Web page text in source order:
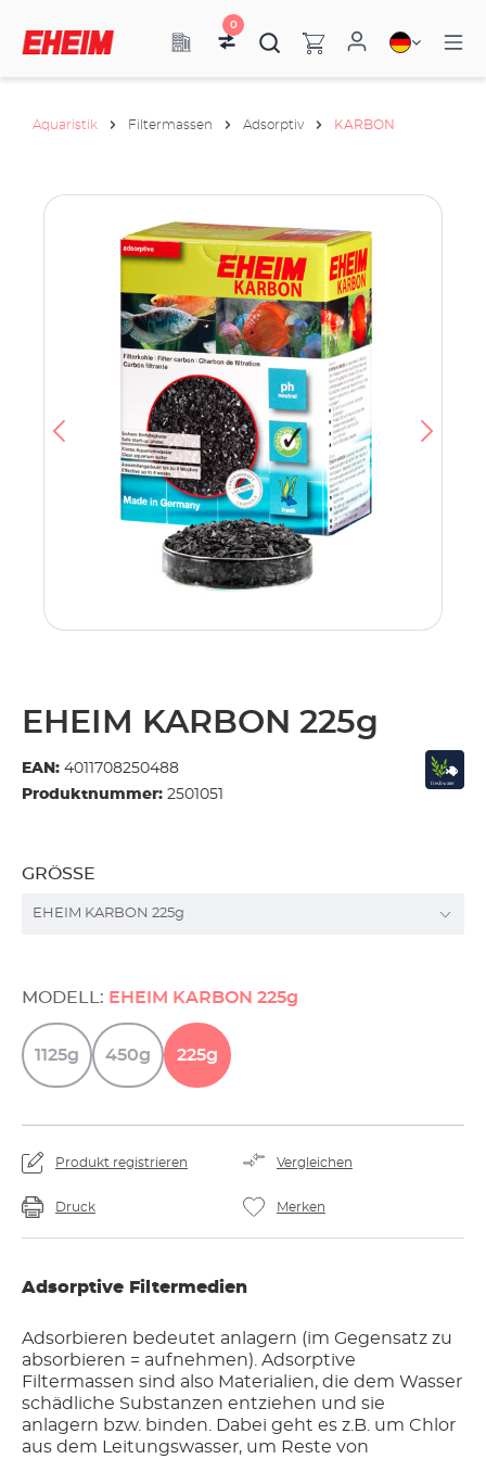
0
Aquaristik Filtermassen Adsorptiv KARBON
EHEIM KARBON 225g
EAN: 4011708250488
Produktnummer: 2501051
GRÖSSE
MODELL: EHEIM KARBON 225g
1125g 450g 225g
Produkt registrieren Vergleichen
Druck Merken
Adsorptive Filtermedien
Adsorbieren bedeutet anlagern (im Gegensatz zu
absorbieren = aufnehmen). Adsorptive
Filtermassen sind also Materialien, die dem Wasser
schädliche Substanzen entziehen und sie
anlagern bzw. binden. Dabei geht es z.B. um Chlor
aus dem Leitungswasser, um Reste von